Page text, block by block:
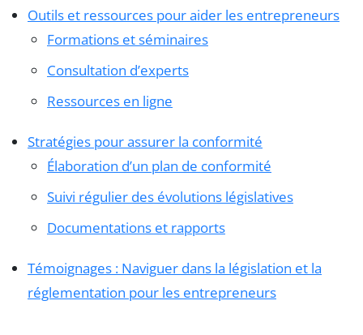
Outils et ressources pour aider les entrepreneurs
Formations et séminaires
Consultation d’experts
Ressources en ligne
Stratégies pour assurer la conformité
Élaboration d’un plan de conformité
Suivi régulier des évolutions législatives
Documentations et rapports
Témoignages : Naviguer dans la législation et la
réglementation pour les entrepreneurs